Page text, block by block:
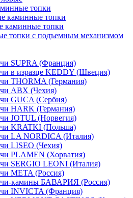
топки
каминные топки
каминные топки
топки с подъемным механизмом
SUPRA (Франция)
в изразце KEDDY (Швеция)
THORMA (Германия)
ABX (Чехия)
GUCA (Сербия)
HARK (Германия)
JOTUL (Норвегия)
KRATKI (Польша)
LA NORDICA (Италия)
LISEO (Чехия)
PLAMEN (Хорватия)
SERGIO LEONI (Италия)
META (Россия)
камины БАВАРИЯ (Россия)
INVICTA (Франция)